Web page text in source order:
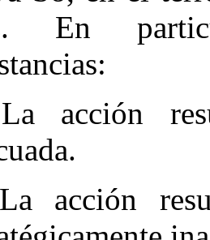
En
acción
acción